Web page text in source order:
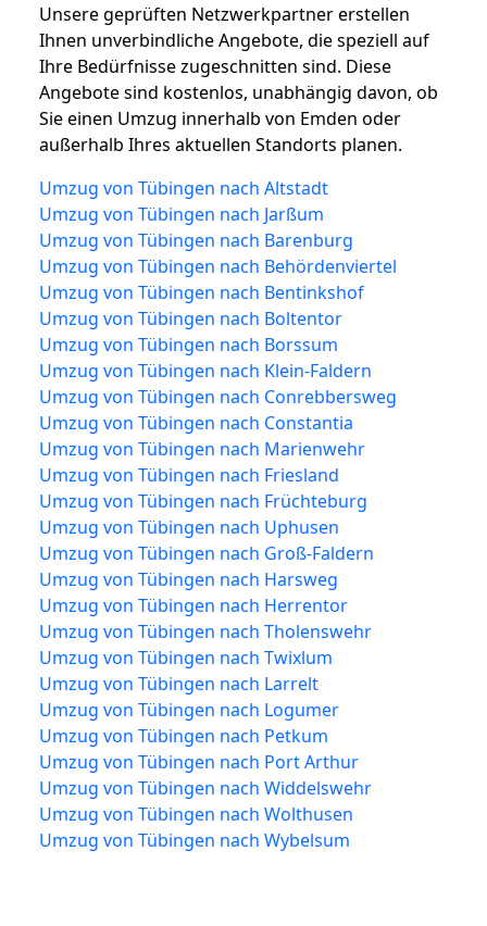
Unsere geprüften Netzwerkpartner erstellen
Ihnen unverbindliche Angebote, die speziell auf
Ihre Bedürfnisse zugeschnitten sind. Diese
Angebote sind kostenlos, unabhängig davon, ob
Sie einen Umzug innerhalb von Emden oder
außerhalb Ihres aktuellen Standorts planen.
Umzug von Tübingen nach Altstadt
Umzug von Tübingen nach Jarßum
Umzug von Tübingen nach Barenburg
Umzug von Tübingen nach Behördenviertel
Umzug von Tübingen nach Bentinkshof
Umzug von Tübingen nach Boltentor
Umzug von Tübingen nach Borssum
Umzug von Tübingen nach Klein-Faldern
Umzug von Tübingen nach Conrebbersweg
Umzug von Tübingen nach Constantia
Umzug von Tübingen nach Marienwehr
Umzug von Tübingen nach Friesland
Umzug von Tübingen nach Früchteburg
Umzug von Tübingen nach Uphusen
Umzug von Tübingen nach Groß-Faldern
Umzug von Tübingen nach Harsweg
Umzug von Tübingen nach Herrentor
Umzug von Tübingen nach Tholenswehr
Umzug von Tübingen nach Twixlum
Umzug von Tübingen nach Larrelt
Umzug von Tübingen nach Logumer
Umzug von Tübingen nach Petkum
Umzug von Tübingen nach Port Arthur
Umzug von Tübingen nach Widdelswehr
Umzug von Tübingen nach Wolthusen
Umzug von Tübingen nach Wybelsum